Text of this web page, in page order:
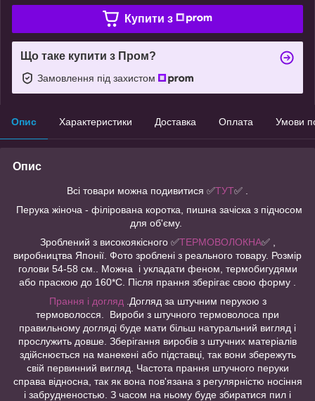
Купити з
Що таке купити з Пром?
Замовлення під захистом
Опис Характеристики Доставка Оплата Умови
Опис
Всі товари можна подивитися ✅ТУТ✅ .
Перука жіноча - філірована коротка, пишна зачіска з підчосом
для об'єму.
Зроблений з високоякісного ✅ТЕРМОВОЛОКНА✅ ,
виробництва Японії. Фото зроблені з реального товару. Розмір
голови 54-58 см.. Можна і укладати феном, термобигудями
або праскою до 160*С. Після прання зберігає свою форму .
Прання і догляд .Догляд за штучним перукою з
термоволосся. Вироби з штучного термоволоса при
правильному догляді буде мати більш натуральний вигляд і
прослужить довше. Зберігання виробів з штучних матеріалів
здійснюється на манекені або підставці, так вони збережуть
свій первинний вигляд. Частота прання штучного перуки
справа відносна, так як вона пов'язана з регулярністю носіння
і забрудненостью. З часом на ньому буде збиратися пил і